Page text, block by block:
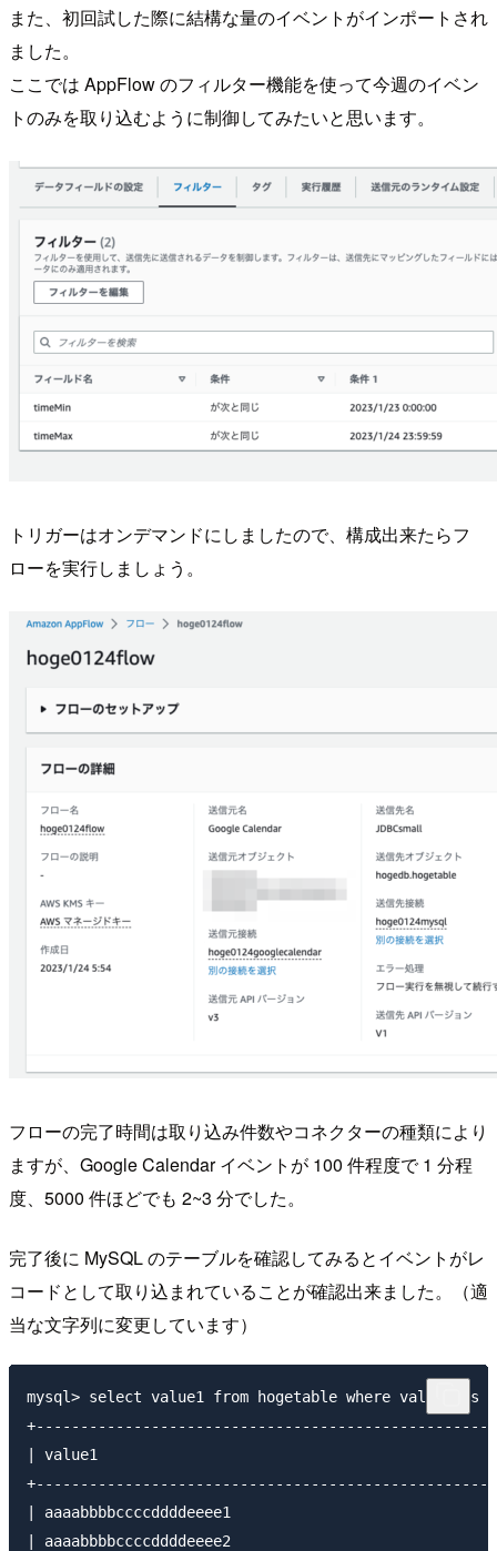
また、初回試した際に結構な量のイベントがインポートされ
ました。
ここでは AppFlow のフィルター機能を使って今週のイベン
トのみを取り込むように制御してみたいと思います。
トリガーはオンデマンドにしましたので、構成出来たらフ
ローを実行しましょう。
フローの完了時間は取り込み件数やコネクターの種類により
ますが、Google Calendar イベントが 100 件程度で 1 分程
度、5000 件ほどでも 2~3 分でした。
完了後に MySQL のテーブルを確認してみるとイベントがレ
コードとして取り込まれていることが確認出来ました。（適
当な文字列に変更しています）
mysql> select value1 from hogetable where value1
| value1
| aaaabbbbccccddddeeee1
| aaaabbbbccccddddeeee2